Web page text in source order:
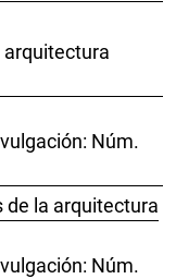
arquitectura
Núm.
de la arquitectura
Núm.